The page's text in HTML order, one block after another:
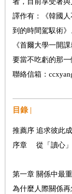
譯作有：《韓國
到的時間駕馭術》
《首爾大學一開
要當不吃虧的那一
聯絡信箱：
目錄 |
推薦序 追求彼此
序章 從「讀心
第一章 關係中最
為什麼人際關係